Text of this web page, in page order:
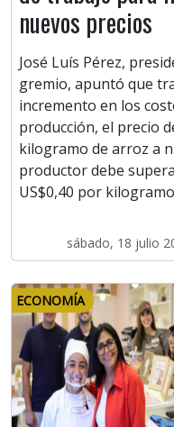
nuevos precios
José Luís Pérez,
gremio, apuntó que
incremento en los
producción, el precio
kilogramo de arroz a
productor debe
US$0,40 por
sábado, 18 julio
ECONOMÍA